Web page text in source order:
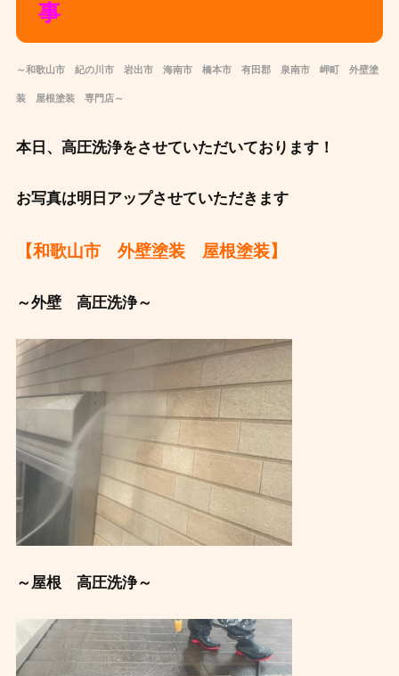
事
～和歌山市 紀の川市 岩出市 海南市 橋本市 有田郡 泉南市 岬町 外壁塗
装 屋根塗装 専門店～
本日、高圧洗浄をさせていただいております！
お写真は明日アップさせていただきます
【和歌山市 外壁塗装 屋根塗装】
～外壁 高圧洗浄～
～屋根 高圧洗浄～